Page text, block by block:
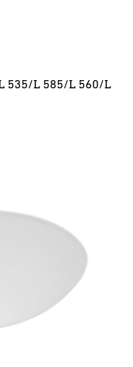
535/L 585/L 560/L